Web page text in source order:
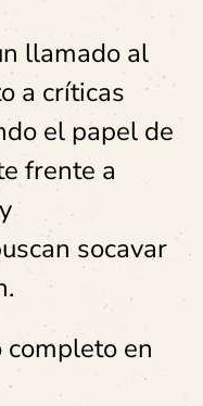
llamado al
a críticas
el papel de
frente a
socavar
completo en